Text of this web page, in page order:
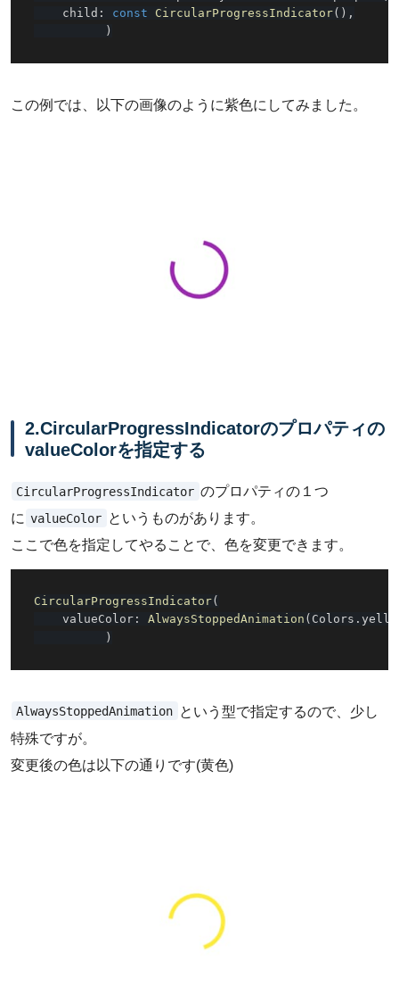
    child
: const CircularProgressIndicator( ) ,
)
この例では、以下の画像のように紫色にしてみました。
2.CircularProgressIndicatorのプロパティの
valueColorを指定する
CircularProgressIndicator のプロパティの１つ
に valueColor というものがあります。
ここで色を指定してやることで、色を変更できます。
CircularProgressIndicator(
    valueColor
: AlwaysStoppedAnimation ( Colors .
)
AlwaysStoppedAnimation という型で指定するので、少し
特殊ですが。
変更後の色は以下の通りです(黄色)